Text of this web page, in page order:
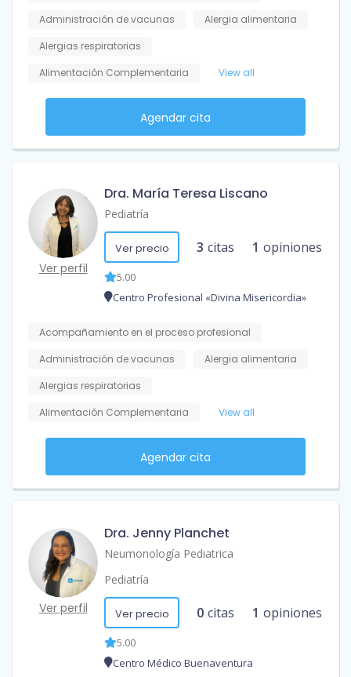
Administración de vacunas
Alergia alimentaria
Alergias respiratorias
Alimentación Complementaria
View all
Agendar cita
Ver perfil
Dra. María Teresa Liscano
Pediatría
Ver precio 3 citas 1 opiniones
5.00
Centro Profesional «Divina Misericordia»
Acompañamiento en el proceso profesional
Administración de vacunas
Alergia alimentaria
Alergias respiratorias
Alimentación Complementaria
View all
Agendar cita
Ver perfil
Dra. Jenny Planchet
Neumonología Pediatrica
Pediatría
Ver precio 0 citas 1 opiniones
5.00
Centro Médico Buenaventura